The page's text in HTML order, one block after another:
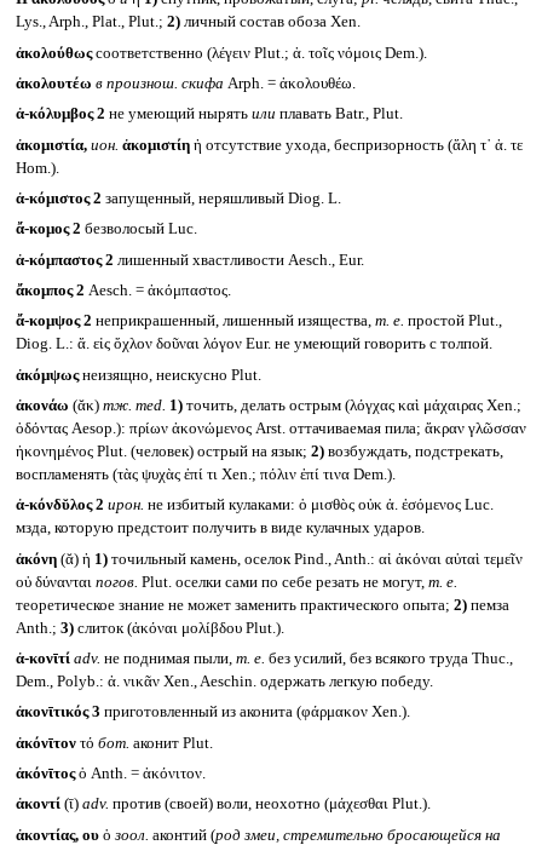
Lys., Arph., Plat., Plut.; 2)личный состав обоза Xen.
ἀκολούθωςсоответственно (λέγειν Plut.; ἀ. τοῖς νόμοις Dem.).
ἀκολουτέω в произнош. скифа Arph. = ἀκολουθέω.
ἀ-κόλυμβος 2 не умеющий нырять или плавать Batr., Plut.
ἀκομιστία, ион. ἀκομιστίη ἡ отсутствие ухода, беспризорность (ἄλη τ᾽ ἀ. τε
Hom.).
ἀ-κόμιστος 2 запущенный, неряшливый Diog. L.
ἄ-κομος 2 безволосый Luc.
ἀ-κόμπαστος 2 лишенный хвастливости Aesch., Eur.
ἄκομπος 2 Aesch. = ἀκόμπαστος.
ἄ-κομψος 2 неприкрашенный, лишенный изящества, т. е. простой Plut.,
Diog. L.: ἄ. εἰς ὄχλον δοῦναι λόγον Eur. не умеющий говорить с толпой.
ἀκόμψωςнеизящно, неискусно Plut.
ἀκονάω (ᾰκ) тж. med. 1)точить, делать острым (λόγχας καὶ μάχαιρας Xen.;
ὀδόντας Aesop.): πρίων ἀκονώμενος Arst. оттачиваемая пила; ἄκραν γλῶσσαν
ἠκονημένος Plut. (человек) острый на язык; 2)возбуждать, подстрекать,
воспламенять (τὰς ψυχὰς ἐπί τι Xen.; πόλιν ἐπί τινα Dem.).
ἀ-κόνδῠλος 2 ирон. не избитый кулаками: ὁ μισθὸς οὐκ ἀ. ἐσόμενος Luc.
мзда, которую предстоит получить в виде кулачных ударов.
ἀκόνη(ᾰ) ἡ 1)точильный камень, оселок Pind., Anth.: αἱ ἀκόναι αὐταὶ τεμεῖν
οὐ δύνανται погов. Plut. оселки сами по себе резать не могут, т. е.
теоретическое знание не может заменить практического опыта; 2)пемза
Anth.; 3)слиток (ἀκόναι μολίβδου Plut.).
ἀ-κονῑτί adv. не поднимая пыли, т. е. без усилий, без всякого труда Thuc.,
Dem., Polyb.: ἀ. νικᾶν Xen., Aeschin. одержать легкую победу.
ἀκονῑτικός 3 приготовленный из аконита (φάρμακον Xen.).
ἀκόνῑτον τό бот. аконит Plut.
ἀκόνῑτοςὁ Anth. = ἀκόνιτον.
ἀκοντί(ῑ) adv. против (своей) воли, неохотно (μάχεσθαι Plut.).
ἀκοντίας, ουὁ зоол. аконтий (род змеи, стремительно бросающейся на